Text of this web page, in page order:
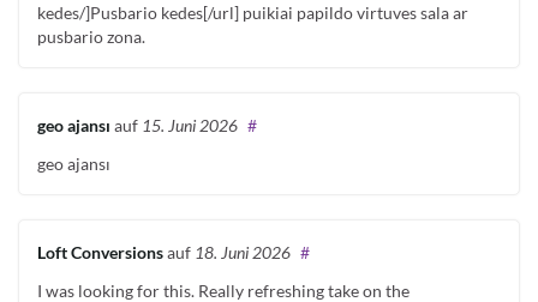
kedes/]Pusbario kedes[/url] puikiai papildo virtuves sala ar
pusbario zona.
geo ajansı auf 15. Juni 2026 #
geo ajansı
Loft Conversionsauf 18. Juni 2026 #
I was looking for this. Really refreshing take on the